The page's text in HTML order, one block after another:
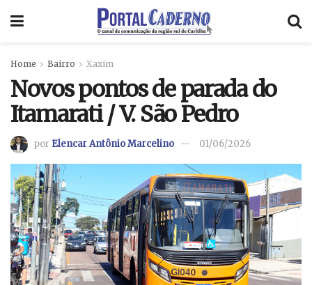
Home Bairro Xaxim
Novos pontos de parada do
Itamarati / V. São Pedro
por Elencar Antônio Marcelino 01/06/2026